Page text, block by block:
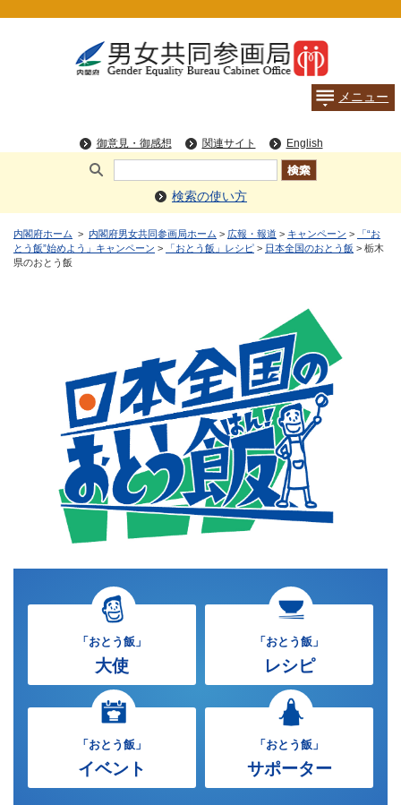
検索の使い方
内閣府ホーム > 内閣府男女共同参画局ホーム > 広報・報道 > キャンペーン >
「“お
とう飯”始めよう」キャンペーン > 「おとう飯」レシピ > 日本全国のおとう飯 > 栃木
県のおとう飯
「おとう飯」
大使
「おとう飯」
レシピ
「おとう飯」
イベント
「おとう飯」
サポーター